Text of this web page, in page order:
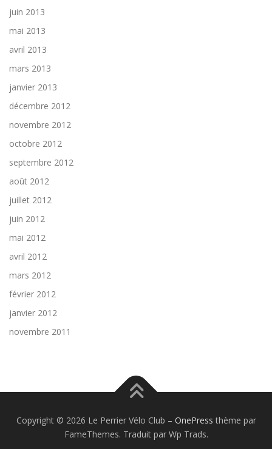
juin 2013
mai 2013
avril 2013
mars 2013
janvier 2013
décembre 2012
novembre 2012
octobre 2012
septembre 2012
août 2012
juillet 2012
juin 2012
mai 2012
avril 2012
mars 2012
février 2012
janvier 2012
novembre 2011
Copyright © 2026 Le Perrier Vélo Club – OnePress thème par
FameThemes. Traduit par Wp Trads.